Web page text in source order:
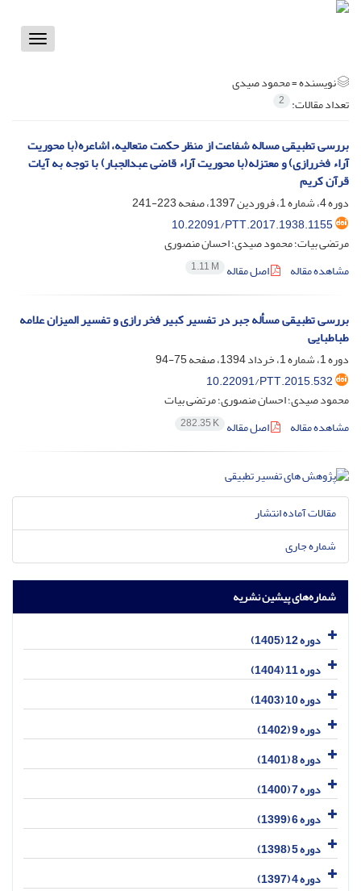
Toggle
نویسنده =محمود صیدی
تعداد مقالات: 2
بررسی تطبیقی مساله شفاعت از منظر حکمت متعالیه، اشاعره(با محوریت
آراء فخررازی) و معتزله(با محوریت آراء قاضی عبدالجبار) با توجه به آیات
قرآن کریم
دوره 4، شماره 1، فروردین 1397، صفحه
223-241
10.22091/PTT.2017.1938.1155
مرتضی بیات؛ محمود صیدی؛ احسان منصوری
مشاهده مقاله
اصل مقاله 1.11 M
بررسی تطبیقی مسأله جبر در تفسیر کبیر فخر رازی و تفسیر المیزان علامه
طباطبایی
دوره 1، شماره 1، خرداد 1394، صفحه
75-94
10.22091/PTT.2015.532
محمود صیدی؛ احسان منصوری؛ مرتضی بیات
مشاهده مقاله
اصل مقاله 282.35 K
مقالات آماده انتشار
شماره جاری
شماره‌های پیشین نشریه
دوره 12 (1405)
دوره 11 (1404)
دوره 10 (1403)
دوره 9 (1402)
دوره 8 (1401)
دوره 7 (1400)
دوره 6 (1399)
دوره 5 (1398)
دوره 4 (1397)